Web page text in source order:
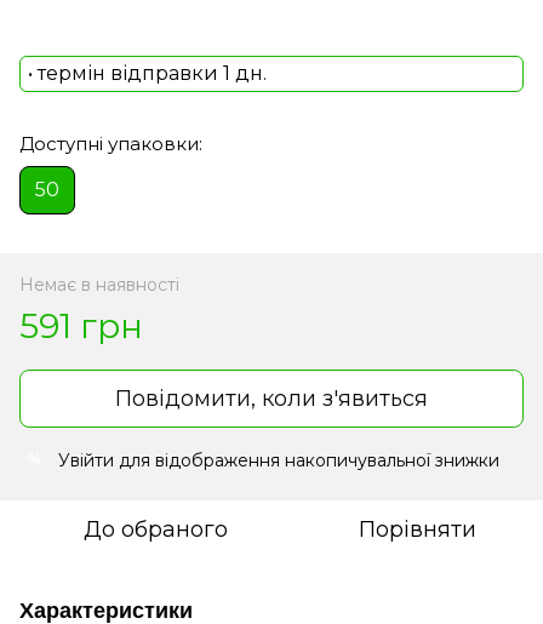
• термін відправки 1 дн.
Доступні упаковки:
50
Немає в наявності
591 грн
Повідомити, коли з'явиться
Увійти для відображення накопичувальної знижки
До обраного Порівняти
Характеристики